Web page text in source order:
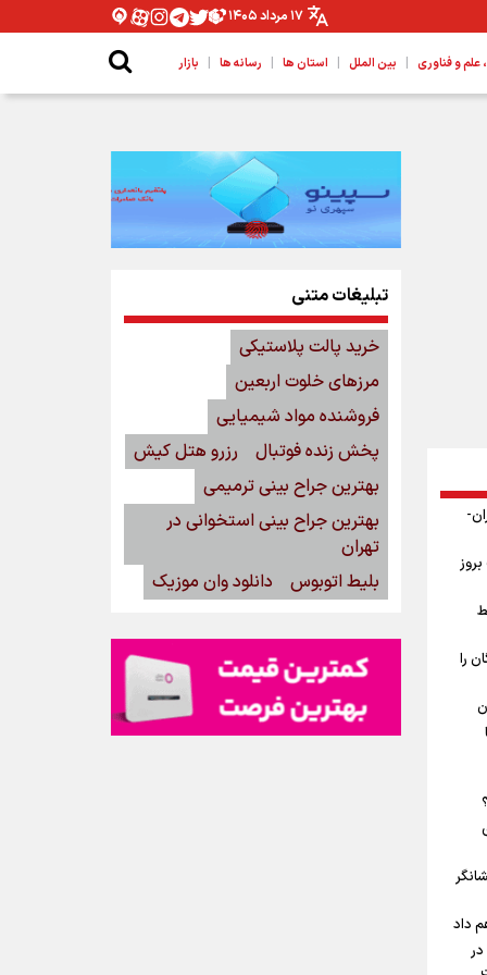
۱۷ مرداد ۱۴۰۵
و فناوری | بین الملل | استان ها | رسانه ها | بازار
را
داد
تبلیغات متنی
خرید پالت پلاستیکی
مرزهای خلوت اربعین
فروشنده مواد شیمیایی
پخش زنده فوتبال
رزرو هتل کیش
بهترین جراح بینی ترمیمی
بهترین جراح بینی استخوانی در
تهران
بلیط اتوبوس
دانلود وان موزیک